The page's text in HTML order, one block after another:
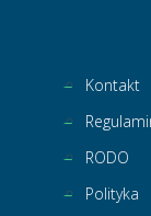
Kontakt
RODO
Polityka